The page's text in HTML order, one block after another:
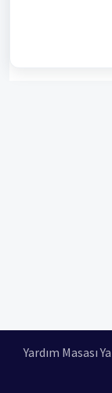
Yardım Masası